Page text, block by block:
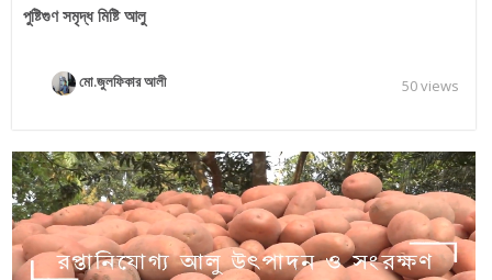
পুষ্টিগুণ সমৃদ্ধ মিষ্টি আলু
মো.জুলফিকার আলী 50 views